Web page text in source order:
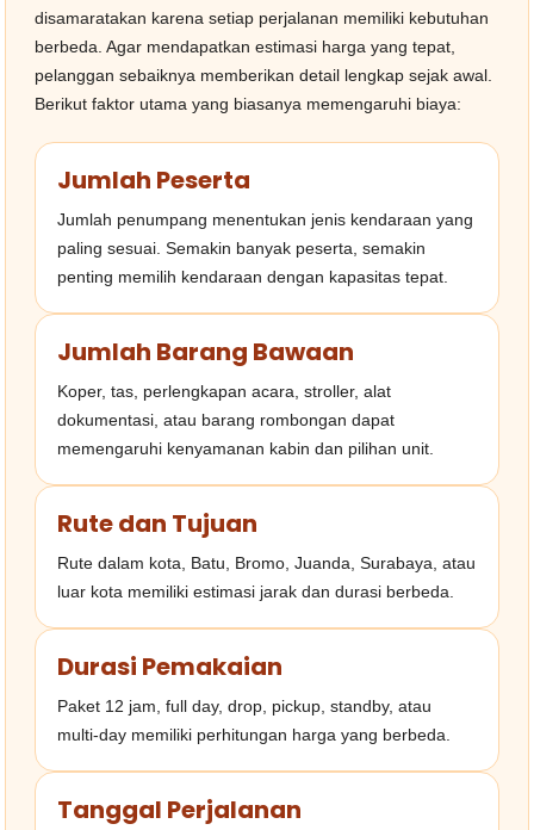
disamaratakan karena setiap perjalanan memiliki kebutuhan
berbeda. Agar mendapatkan estimasi harga yang tepat,
pelanggan sebaiknya memberikan detail lengkap sejak awal.
Berikut faktor utama yang biasanya memengaruhi biaya:
Jumlah Peserta
Jumlah penumpang menentukan jenis kendaraan yang
paling sesuai. Semakin banyak peserta, semakin
penting memilih kendaraan dengan kapasitas tepat.
Jumlah Barang Bawaan
Koper, tas, perlengkapan acara, stroller, alat
dokumentasi, atau barang rombongan dapat
memengaruhi kenyamanan kabin dan pilihan unit.
Rute dan Tujuan
Rute dalam kota, Batu, Bromo, Juanda, Surabaya, atau
luar kota memiliki estimasi jarak dan durasi berbeda.
Durasi Pemakaian
Paket 12 jam, full day, drop, pickup, standby, atau
multi-day memiliki perhitungan harga yang berbeda.
Tanggal Perjalanan